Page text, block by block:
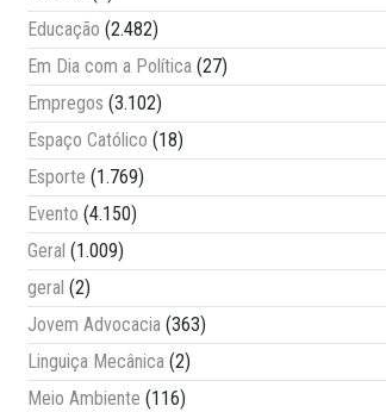
Educação (2.482)
Em Dia com a Política (27)
Empregos (3.102)
Espaço Católico (18)
Esporte (1.769)
Evento (4.150)
Geral (1.009)
geral (2)
Jovem Advocacia (363)
Linguiça Mecânica (2)
Meio Ambiente (116)